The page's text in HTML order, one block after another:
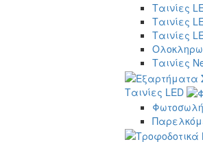
Ταινίες
Ταινίες
Ταινίες
Ταινίες
Ταινίες LED